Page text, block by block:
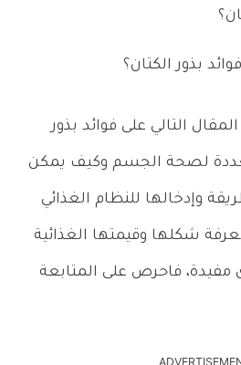
بذور الكتان؟
التالي على فوائد بذور
لصحة الجسم وكيف يمكن
وإدخالها للنظام الغذائي
شكلها وقيمتها الغذائية
مفيدة، فاحرص على المتابعة